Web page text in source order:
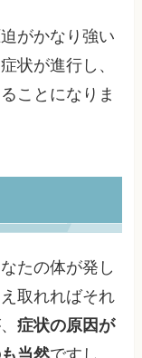
がかなり強い
状が進行し、
ことになりま
たの体が発し
取れればそれ
症状の原因が
当然ですし、